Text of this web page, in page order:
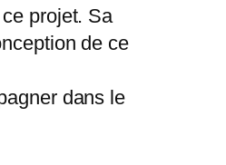
projet. Sa
de ce
dans le